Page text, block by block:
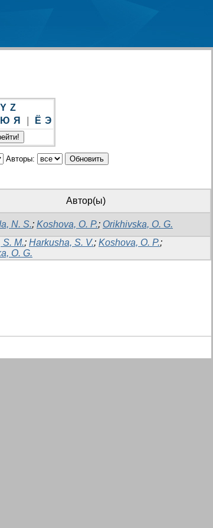
Y Z
Ю Я Ё Э
Авторы:
Автор(ы)
N. S.; Koshova, O. P.; Orikhivska, O. G.
S. M.; Harkusha, S. V.; Koshova, O. P.;
O. G.